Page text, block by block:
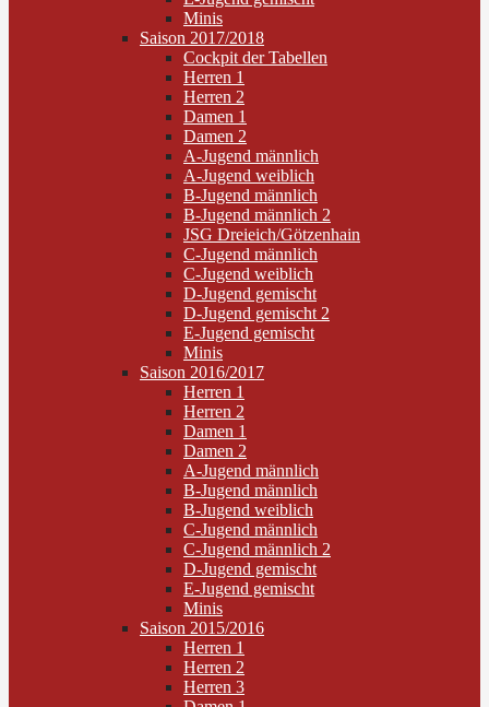
Minis
Saison 2017/2018
Cockpit der Tabellen
Herren 1
Herren 2
Damen 1
Damen 2
A-Jugend männlich
A-Jugend weiblich
B-Jugend männlich
B-Jugend männlich 2
JSG Dreieich/Götzenhain
C-Jugend männlich
C-Jugend weiblich
D-Jugend gemischt
D-Jugend gemischt 2
E-Jugend gemischt
Minis
Saison 2016/2017
Herren 1
Herren 2
Damen 1
Damen 2
A-Jugend männlich
B-Jugend männlich
B-Jugend weiblich
C-Jugend männlich
C-Jugend männlich 2
D-Jugend gemischt
E-Jugend gemischt
Minis
Saison 2015/2016
Herren 1
Herren 2
Herren 3